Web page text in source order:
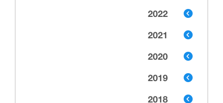
2022
2021
2020
2019
2018